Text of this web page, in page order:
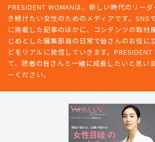
PRESIDENT WOMANは、新しい時代のリー
き続けたい女性のためのメディアです。SNS
に掲載した記事のほかに、コンテンツの取材
じめとした編集部員の日常で皆さんのお役に
どをリアルに発信していきます。
て、読者の皆さんと一緒に成長したいと思い
ーください。